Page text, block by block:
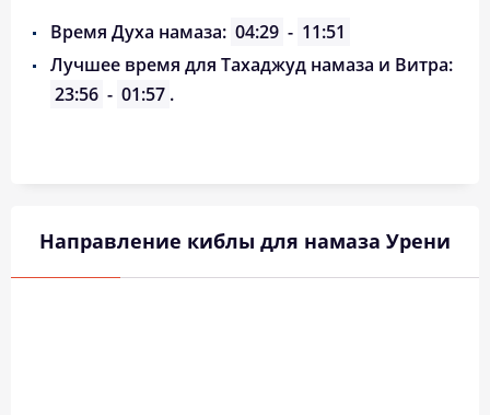
Время Духа намаза: 04:29 - 11:51
Лучшее время для Тахаджуд намаза и Витра:
23:56 - 01:57 .
Направление киблы для намаза Урени